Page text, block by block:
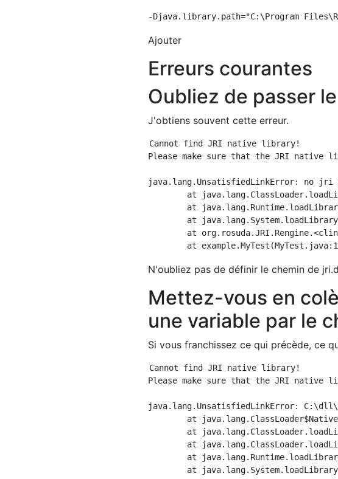
Ajouter
Erreurs courantes
Oubliez de passer
J'obtiens souvent cette erreur.
Cannot find JRI native library!
Please make sure that the JRI
java.lang.UnsatisfiedLinkError: no
N'oubliez pas de définir le chemin de
Mettez-vous en
une variable par le
Si vous franchissez ce qui précède, ce
Cannot find JRI native library!
Please make sure that the JRI
java.lang.UnsatisfiedLinkError: